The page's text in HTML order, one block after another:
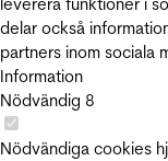
delar också
partners inom sociala
Information
Nödvändig 8
Nödvändiga cookies